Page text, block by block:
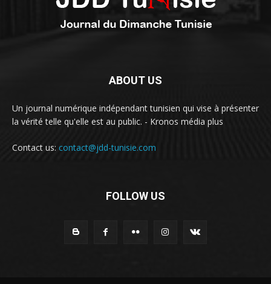
ABOUT US
Un journal numérique indépendant tunisien qui vise à présenter
la vérité telle qu'elle est au public. - Kronos média plus
Contact us: contact@jdd-tunisie.com
FOLLOW US